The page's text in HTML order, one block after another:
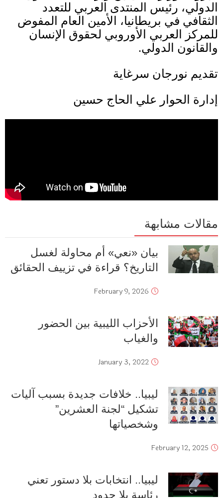
الدولي، رئيس المنتدى العربي للتعدد
الثقافي في بريطانيا، الأمين العام المفوض
للمركز العربي الأوروبي لحقوق الإنسان
والقانون الدولي.
تقديم نورجان سرغاية
إدارة الحوار علي الحاج حسين
مقالات مشابهة
بيان «نعي» أم محاولة لغسل
التاريخ؟ قراءة في تزييف الحقائق
February 9, 2026
الأحزاب الليبية بين الحضور
والغياب
January 3, 2022
ليبيا.. خلافات جديدة بسبب آليات
تشكيل “لجنة العشرين”
وشخصياتها
February 12, 2025
ليبيا.. انتخابات بلا دستور تعني
رئاسة بلا حدود